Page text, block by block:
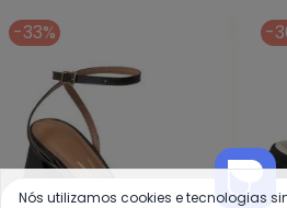
-33% -
Nós utilizamos cookies e tecnologias